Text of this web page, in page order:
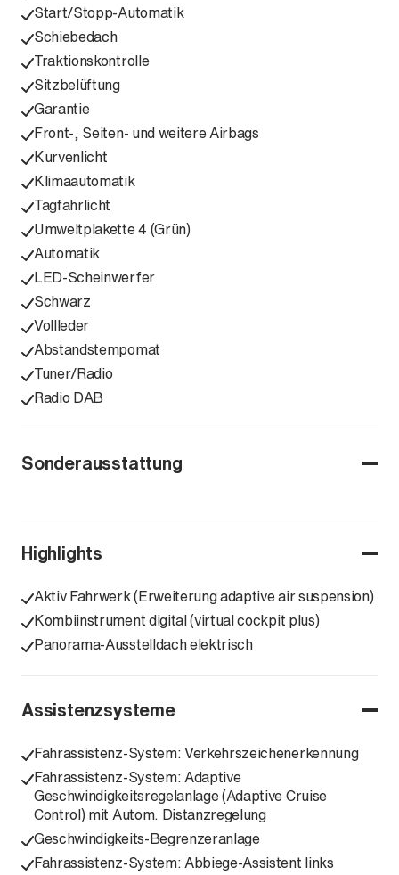
Start/Stopp-Automatik
Schiebedach
Traktionskontrolle
Sitzbelüftung
Garantie
Front-, Seiten- und weitere Airbags
Kurvenlicht
Klimaautomatik
Tagfahrlicht
Umweltplakette 4 (Grün)
Automatik
LED-Scheinwerfer
Schwarz
Vollleder
Abstandstempomat
Tuner/Radio
Radio DAB
Sonderausstattung
Highlights
Aktiv Fahrwerk (Erweiterung adaptive air suspension)
Kombiinstrument digital (virtual cockpit plus)
Panorama-Ausstelldach elektrisch
Assistenzsysteme
Fahrassistenz-System: Verkehrszeichenerkennung
Fahrassistenz-System: Adaptive
Geschwindigkeitsregelanlage (Adaptive Cruise
Control) mit Autom. Distanzregelung
Geschwindigkeits-Begrenzeranlage
Fahrassistenz-System: Abbiege-Assistent links